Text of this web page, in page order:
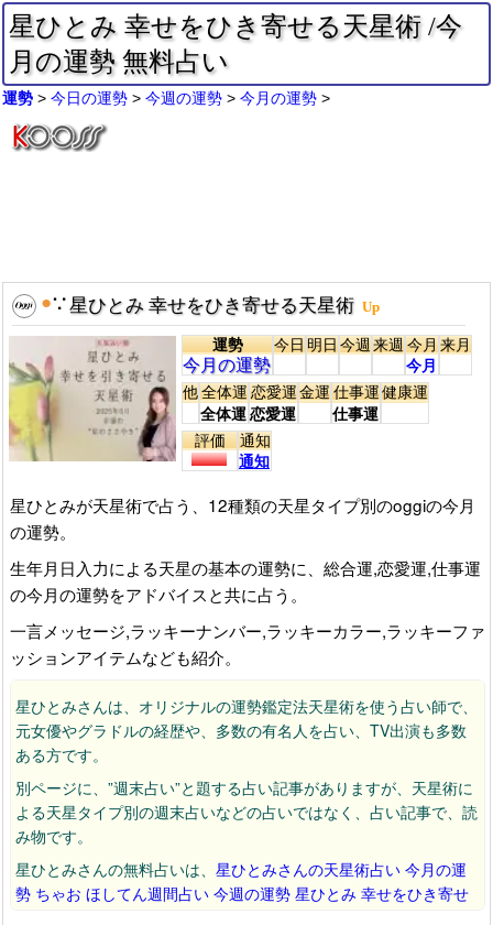
星ひとみ 幸せをひき寄せる天星術 /今
月の運勢 無料占い
運勢 今日の運勢 今週の運勢 今月の運勢
●∵星ひとみ 幸せをひき寄せる天星術 Up
運勢
今月の運勢
今日明日今週来週今月
今月
来月
他全体運
全体運
恋愛運
恋愛運
金運仕事運
仕事運
健康運
評価
通知
通知
星ひとみが天星術で占う、12種類の天星タイプ別のoggiの今月
の運勢。
生年月日入力による天星の基本の運勢に、総合運,恋愛運,仕事運
の今月の運勢をアドバイスと共に占う。
一言メッセージ,ラッキーナンバー,ラッキーカラー,ラッキーファ
ッションアイテムなども紹介。
星ひとみさんは、オリジナルの運勢鑑定法天星術を使う占い師で、
元女優やグラドルの経歴や、多数の有名人を占い、TV出演も多数
ある方です。
別ページに、”週末占い”と題する占い記事がありますが、天星術に
よる天星タイプ別の週末占いなどの占いではなく、占い記事で、読
み物です。
星ひとみさんの無料占いは、 星ひとみさんの天星術占い 今月の運
勢 ちゃお ほしてん週間占い 今週の運勢 星ひとみ 幸せをひき寄せ